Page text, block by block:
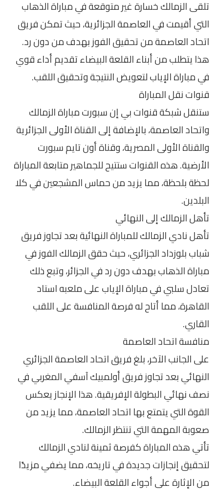
تلقى الزمالك خسارة غير متوقعة في مباراة الذهاب
التي أقيمت في العاصمة الجزائرية، حيث تمكن فريق
اتحاد العاصمة من تحقيق الفوز بهدف من دون رد.
هذا يتطلب من أبناء القلعة البيضاء تقديم أداء قوي
في مباراة الإياب لتعويض النتيجة وتحقيق اللقب.
قنوات نقل المباراة
ستنقل شبكة قنوات بي إن سبورت مباراة الزمالك
واتحاد العاصمة، بالإضافة إلى القناة الأولى الجزائرية
والقناة الأولى المصرية، وقناة أون تايم سبورت
الأرضية. هذه القنوات ستتيح للجماهير متابعة المباراة
لحظة بلحظة، مما يزيد من حماس المشجعين في كلا
البلدين.
تأهل الزمالك إلى النهائي
تأهل نادي الزمالك للمباراة النهائية بعد تجاوز فريق
شباب بلوزداد الجزائري، حيث حقق الزمالك الفوز في
مباراة الذهاب بهدف دون رد في الجزائر، وتبع ذلك
تعادل سلبي في مباراة الإياب على ملعبه استاد
القاهرة، مما أتاح له فرصة المنافسة على اللقب
القاري.
منافسة اتحاد العاصمة
على الجانب الآخر، بلغ فريق اتحاد العاصمة الجزائري
النهائي بعد تجاوز فريق أولمبيك آسفي المغربي في
نصف نهائي البطولة الإفريقية. هذا الإنجاز يعكس
القوة التي يتمتع بها اتحاد العاصمة، مما يزيد من
صعوبة المهمة التي تنتظر الزمالك.
تأتي هذه المباراة كفرصة ثمينة لنادي الزمالك
لتحقيق إنجازات جديدة في تاريخه، مما يضفي مزيدًا
من الإثارة على أجواء القلعة البيضاء.